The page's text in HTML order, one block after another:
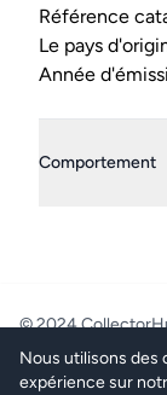
Nous utilisons des
expérience sur
Référence
Le pays
Année
Comportement
© 2024
droits réservés.
PhilaJob -